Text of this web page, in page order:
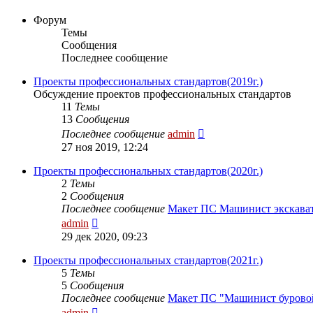
Форум
Темы
Сообщения
Последнее сообщение
Проекты профессиональных стандартов(2019г.)
Обсуждение проектов профессиональных стандартов
11 Темы
13 Сообщения
Последнее сообщение admin
сообщению
27 ноя 2019, 12:24
Проекты профессиональных стандартов(2020г.)
2 Темы
2 Сообщения
Последнее сообщение Макет ПС Машинист
admin
к
последнему
сообщению
29 дек 2020, 09:23
Проекты профессиональных стандартов(2021г.)
5 Темы
5 Сообщения
Последнее сообщение Макет ПС "Машинист